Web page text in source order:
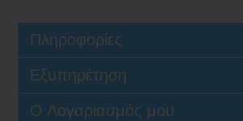
Πληροφορίες
Εξυπηρέτηση
Ο Λογαριασμός μου